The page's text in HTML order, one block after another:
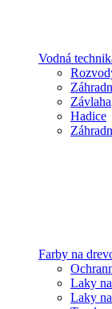
Vodná
Závlaha
Hadice
Farby na
Laky
Laky